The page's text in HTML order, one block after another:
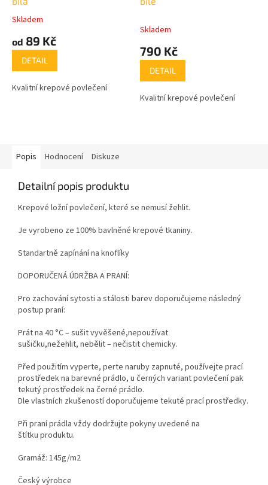
Průměrné
produktu
5
Skladem
od 89 Kč
DETAIL
Kvalitní krepové povlečení
Skladem
790 Kč
DETAIL
Kvalitní krepové povlečení
Popis Hodnocení Diskuze
Detailní popis produktu
Krepové ložní povlečení, které se nemusí žehlit.
Je vyrobeno ze 100% bavlněné krepové tkaniny.
Standartně zapínání na knoflíky
DOPORUČENÁ ÚDRŽBA A PRANÍ:
Pro zachování sytosti a stálosti barev doporučujeme následný
postup praní:
Prát na 40 °C – sušit vyvěšené,nepoužívat
sušičku,nežehlit, nebělit – nečistit chemicky.
Před použitím vyperte, perte naruby zapnuté, používejte prací
prostředek na barevné prádlo, u černých variant povlečení pak
tekutý prostředek na černé prádlo.
Dle vlastních zkušeností doporučujeme tekuté prací prostředky.
Při praní prádla vždy dodržujte pokyny uvedené na
štítku produktu.
Gramáž: 145g/m2
Český výrobce